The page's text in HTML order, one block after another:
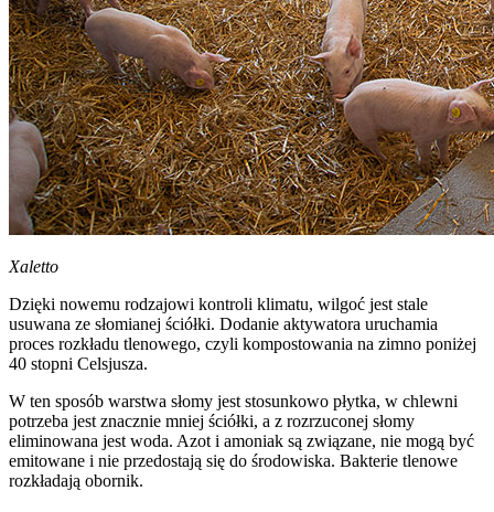
Xaletto
Dzięki nowemu rodzajowi kontroli klimatu, wilgoć jest stale
usuwana ze słomianej ściółki. Dodanie aktywatora uruchamia
proces rozkładu tlenowego, czyli kompostowania na zimno poniżej
40 stopni Celsjusza.
W ten sposób warstwa słomy jest stosunkowo płytka, w chlewni
potrzeba jest znacznie mniej ściółki, a z rozrzuconej słomy
eliminowana jest woda. Azot i amoniak są związane, nie mogą być
emitowane i nie przedostają się do środowiska. Bakterie tlenowe
rozkładają obornik.